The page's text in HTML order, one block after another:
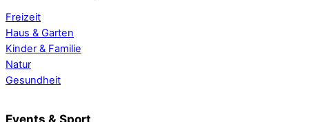
Freizeit
Haus & Garten
Kinder & Familie
Natur
Gesundheit
Events & Sport